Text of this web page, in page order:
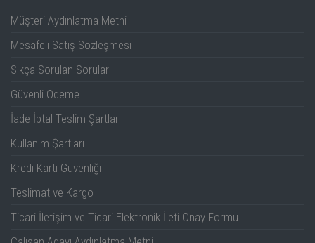
Müşteri Aydınlatma Metni
Mesafeli Satış Sözleşmesi
Sıkça Sorulan Sorular
Güvenli Ödeme
İade İptal Teslim Şartları
Kullanım Şartları
Kredi Kartı Güvenliği
Teslimat ve Kargo
Ticari İletişim ve Ticari Elektronik İleti Onay Formu